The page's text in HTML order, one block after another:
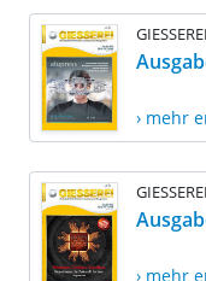
GIESSEREI
› mehr
GIESSEREI
› mehr